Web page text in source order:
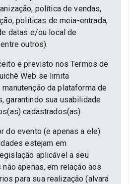
política de vendas,
políticas de meia-entrada,
datas e/ou local de
outros).
e previsto nos Termos de
Web se limita
da plataforma de
garantindo sua usabilidade
cadastrados(as).
do evento (e apenas a ele)
estejam em
aplicável a seu
apenas, em relação aos
para sua realização (alvará